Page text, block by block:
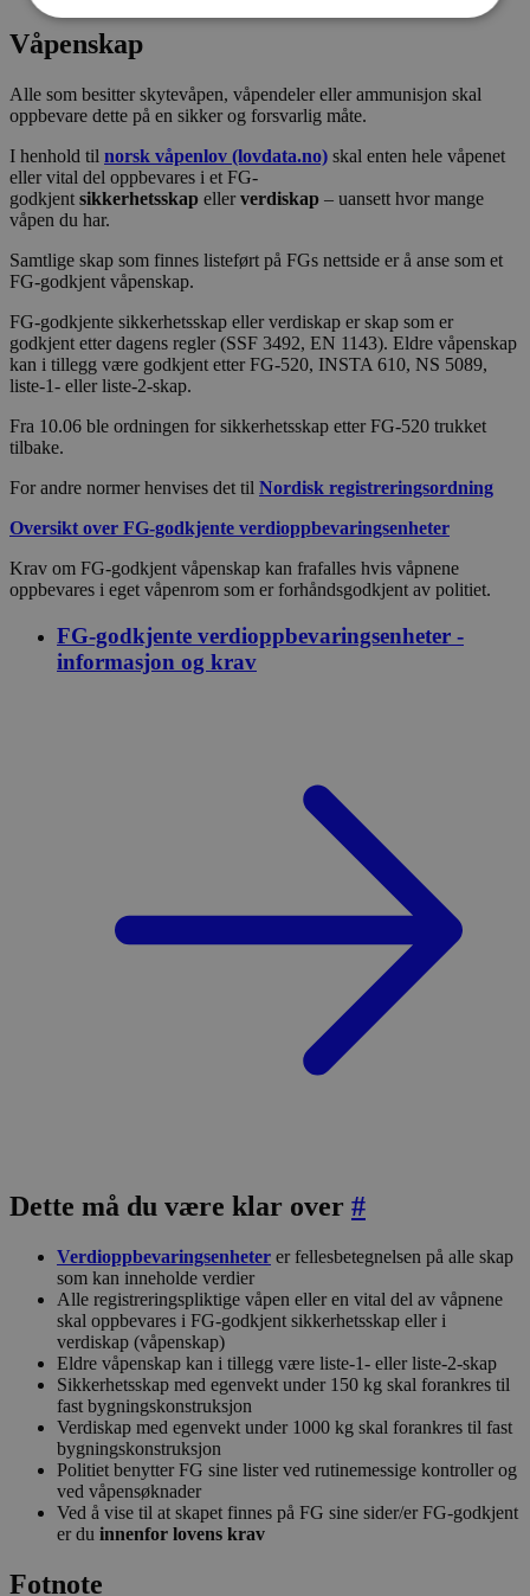
Våpenskap
Alle som besitter skytevåpen, våpendeler eller ammunisjon skal
oppbevare dette på en sikker og forsvarlig måte.
I henhold til norsk våpenlov (lovdata.no) skal enten hele våpenet
eller vital del oppbevares i et FG-
godkjent sikkerhetsskap ellerverdiskap – uansett hvor mange
våpen du har.
Samtlige skap som finnes listeført på FGs nettside er å anse som et
FG-godkjent våpenskap.
FG-godkjente sikkerhetsskap eller verdiskap er skap som er
godkjent etter dagens regler (SSF 3492, EN 1143). Eldre våpenskap
kan i tillegg være godkjent etter FG-520, INSTA 610, NS 5089,
liste-1- eller liste-2-skap.
Fra 10.06 ble ordningen for sikkerhetsskap etter FG-520 trukket
tilbake.
For andre normer henvises det til Nordisk registreringsordning
Oversikt over FG-godkjente verdioppbevaringsenheter
Krav om FG-godkjent våpenskap kan frafalles hvis våpnene
oppbevares i eget våpenrom som er forhåndsgodkjent av politiet.
FG-godkjente verdioppbevaringsenheter -
informasjon og krav
Dette må du være klar over #
Verdioppbevaringsenheter er fellesbetegnelsen på alle skap
som kan inneholde verdier
Alle registreringspliktige våpen eller en vital del av våpnene
skal oppbevares i FG-godkjent sikkerhetsskap eller i
verdiskap (våpenskap)
Eldre våpenskap kan i tillegg være liste-1- eller liste-2-skap
Sikkerhetsskap med egenvekt under 150 kg skal forankres til
fast bygningskonstruksjon
Verdiskap med egenvekt under 1000 kg skal forankres til fast
bygningskonstruksjon
Politiet benytter FG sine lister ved rutinemessige kontroller og
ved våpensøknader
Ved å vise til at skapet finnes på FG sine sider/er FG-godkjent
er du innenfor lovens krav
Fotnote